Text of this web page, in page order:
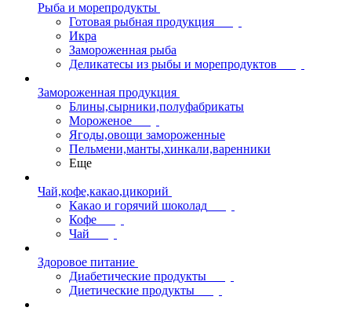
Рыба и морепродукты
Готовая рыбная продукция
Икра
Замороженная рыба
Деликатесы из рыбы и морепродуктов
Замороженная продукция
Блины,сырники,полуфабрикаты
Мороженое
Ягоды,овощи замороженные
Пельмени,манты,хинкали,варенники
Еще
Чай,кофе,какао,цикорий
Какао и горячий шоколад
Кофе
Чай
Здоровое питание
Диабетические продукты
Диетические продукты